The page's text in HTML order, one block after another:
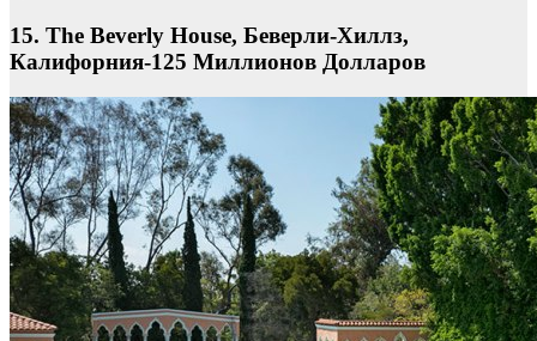
15. The Beverly House, Беверли-Хиллз,
Калифорния-125 Миллионов Долларов